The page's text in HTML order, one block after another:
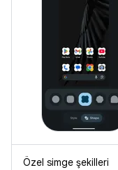
Özel simge şekilleri